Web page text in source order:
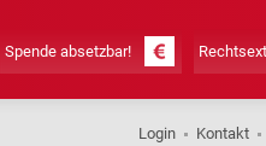
Spende absetzbar!
Login Kontakt